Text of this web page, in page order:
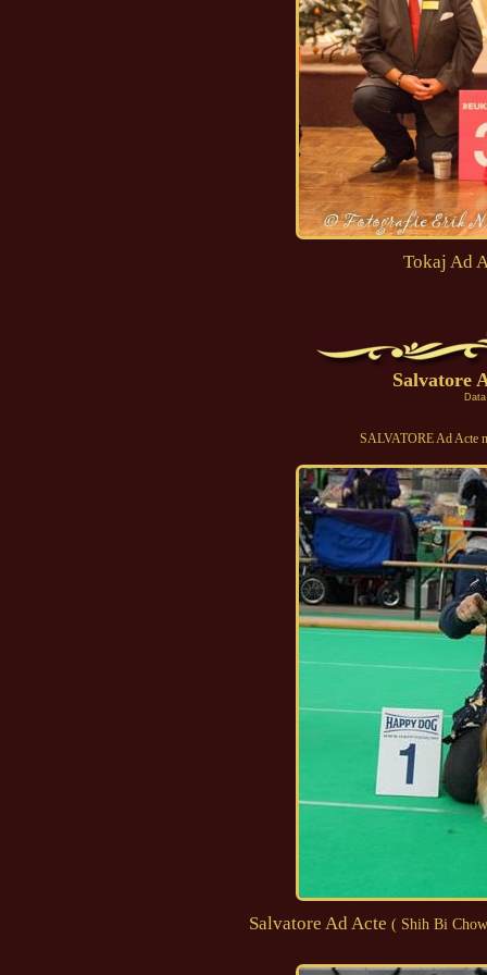
Tokaj Ad
Salvatore
SALVATORE Ad Acte
Salvatore Ad Acte ( Shih Bi